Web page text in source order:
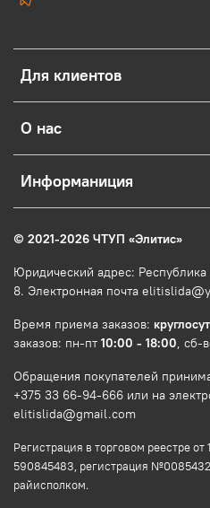
Для клиентов
О нас
Информаниция
© 2021-2026 ЧТУП «Элитис»
Юридический адрес: Республика
8. Электронная почта
Время приема заказов:
заказов: пн-пт 10:00 - 18:00, сб-
Обращения покупателей
+375 33 66-94-666 или на
elitislida@gmail.com
Регистрация в торговом реестре от
590845483, регистрация
райисполком.